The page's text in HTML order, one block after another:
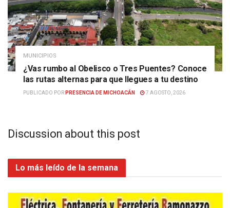
MUNICIPIOS
¿Vas rumbo al Obelisco o Tres Puentes? Conoce
las rutas alternas para que llegues a tu destino
PUBLICADO POR PRESENCIA DE MICHOACÁN 7 AGOSTO, 2026
Discussion about this post
Lo más leído de la semana